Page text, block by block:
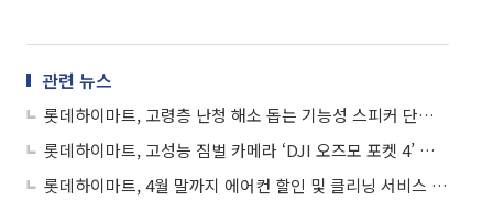
관련 뉴스
롯데하이마트, 고령층 난청 해소 돕는 기능성 스피커 단독 선봬
롯데하이마트, 고성능 짐벌 카메라 ‘DJI 오즈모 포켓 4’ 선봬
롯데하이마트, 4월 말까지 에어컨 할인 및 클리닝 서비스 진행